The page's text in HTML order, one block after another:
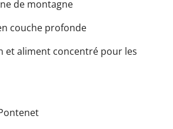
de montagne
couche profonde
et aliment concentré pour les